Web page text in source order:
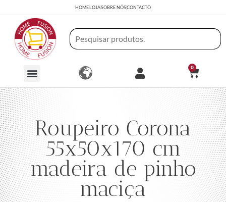
HOMELOJASOBRE NÓSCONTACTO
0
Roupeiro Corona
55x50x170 cm
madeira de pinho
maciça